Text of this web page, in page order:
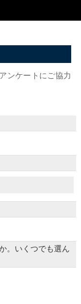
ンケートにご協力
。いくつでも選ん